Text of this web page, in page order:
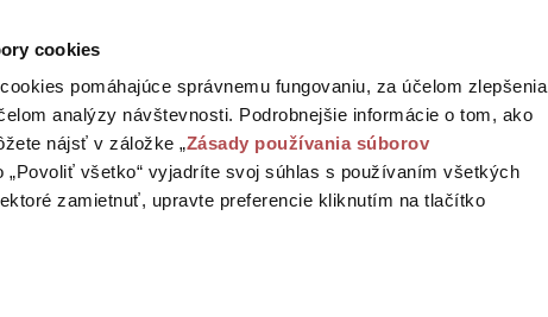
cookies
pomáhajúce správnemu fungovaniu, za účelom zlepšenia
analýzy návštevnosti. Podrobnejšie informácie o tom, ako
nájsť v záložke „Zásady používania súborov
„Povoliť všetko“ vyjadríte svoj súhlas s používaním všetkých
zamietnuť, upravte preferencie kliknutím na tlačítko